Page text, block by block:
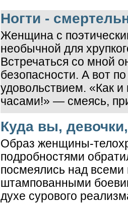
Ногти -
Женщина с
необычной для
Встречаться со мной
безопасности. А вот
удовольствием. «Как
часами!» — смеясь,
Куда вы,
Образ женщины-
подробностями
посмеялись над всеми
штампованными
духе сурового